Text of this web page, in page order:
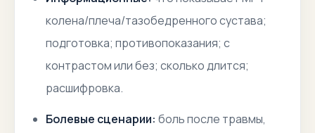
колена/плеча/тазобедренного сустава;
подготовка; противопоказания; с
контрастом или без; сколько длится;
расшифровка.
Болевые сценарии: боль после травмы,